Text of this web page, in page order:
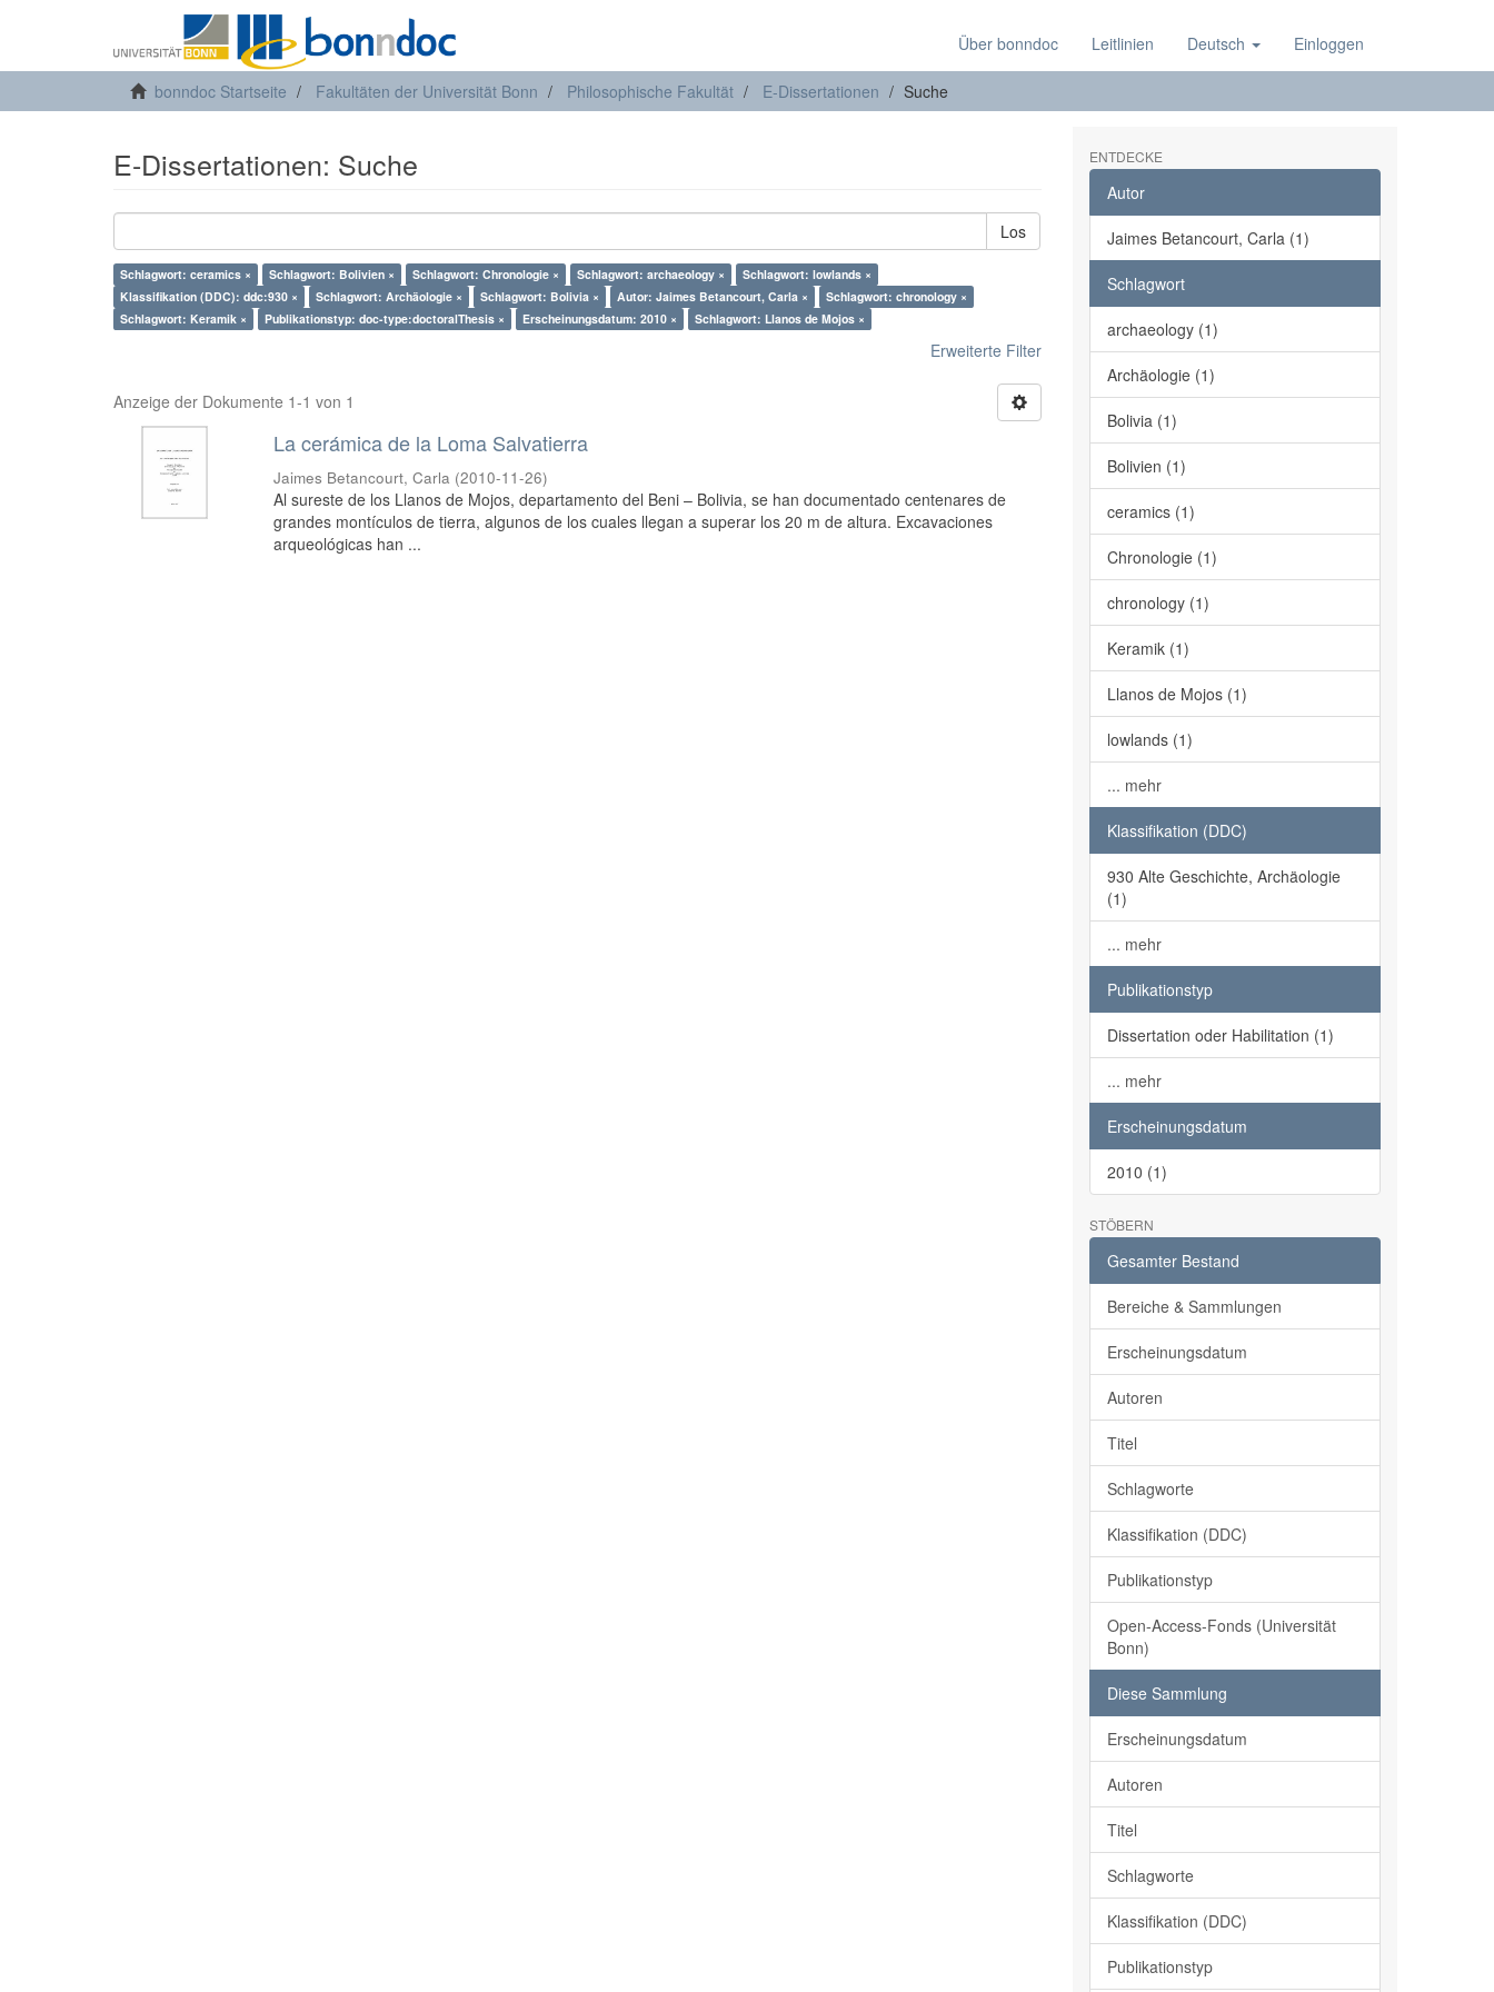
Über bonndoc Leitlinien Deutsch Einloggen
bonndoc Startseite Fakultäten der Universität Bonn Philosophische Fakultät E-Dissertationen Suche
E-Dissertationen: Suche
Los
Schlagwort: ceramics × Schlagwort: Bolivien × Schlagwort: Chronologie × Schlagwort: archaeology ×
Schlagwort: lowlands ×
Klassifikation (DDC): ddc:930 ×
Schlagwort: Archäologie × Schlagwort: Bolivia × Autor: Jaimes Betancourt, Carla ×
Schlagwort: chronology ×
Schlagwort: Keramik ×
Publikationstyp: doc-type:doctoralThesis × Erscheinungsdatum: 2010 × Schlagwort: Llanos de Mojos ×
Erweiterte Filter
Anzeige der Dokumente 1-1 von 1
La cerámica de la Loma Salvatierra
Jaimes Betancourt, Carla (2010-11-26)
Al sureste de los Llanos de Mojos, departamento del Beni – Bolivia, se han documentado centenares de
grandes montículos de tierra, algunos de los cuales llegan a superar los 20 m de altura. Excavaciones
arqueológicas han ...
ENTDECKE
Autor
Jaimes Betancourt, Carla (1)
Schlagwort
archaeology (1)
Archäologie (1)
Bolivia (1)
Bolivien (1)
ceramics (1)
Chronologie (1)
chronology (1)
Keramik (1)
Llanos de Mojos (1)
lowlands (1)
... mehr
Klassifikation (DDC)
930 Alte Geschichte, Archäologie
(1)
... mehr
Publikationstyp
Dissertation oder Habilitation (1)
... mehr
Erscheinungsdatum
2010 (1)
STÖBERN
Gesamter Bestand
Bereiche & Sammlungen
Erscheinungsdatum
Autoren
Titel
Schlagworte
Klassifikation (DDC)
Publikationstyp
Open-Access-Fonds (Universität
Bonn)
Diese Sammlung
Erscheinungsdatum
Autoren
Titel
Schlagworte
Klassifikation (DDC)
Publikationstyp